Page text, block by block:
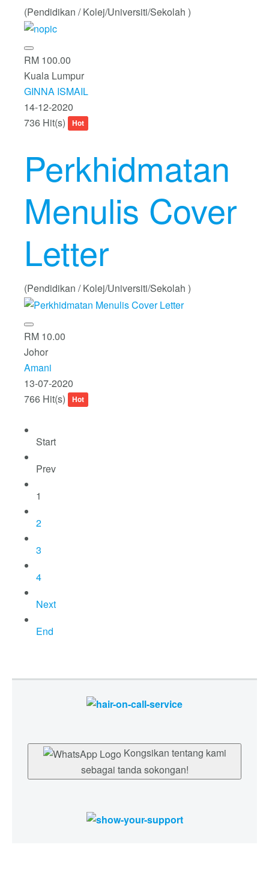
(Pendidikan / Kolej/Universiti/Sekolah )
RM 100.00
Kuala Lumpur
GINNA ISMAIL
14-12-2020
736 Hit(s)
Hot
Perkhidmatan
Menulis Cover
Letter
(Pendidikan / Kolej/Universiti/Sekolah )
RM 10.00
Johor
Amani
13-07-2020
766 Hit(s)
Hot
Start
Prev
1
2
3
4
Next
End
sebagai tanda sokongan!